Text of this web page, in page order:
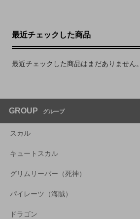
最近チェックした商品
最近チェックした商品はまだありません。
GROUP グループ
スカル
キュートスカル
グリムリーパー（死神）
パイレーツ（海賊）
ドラゴン